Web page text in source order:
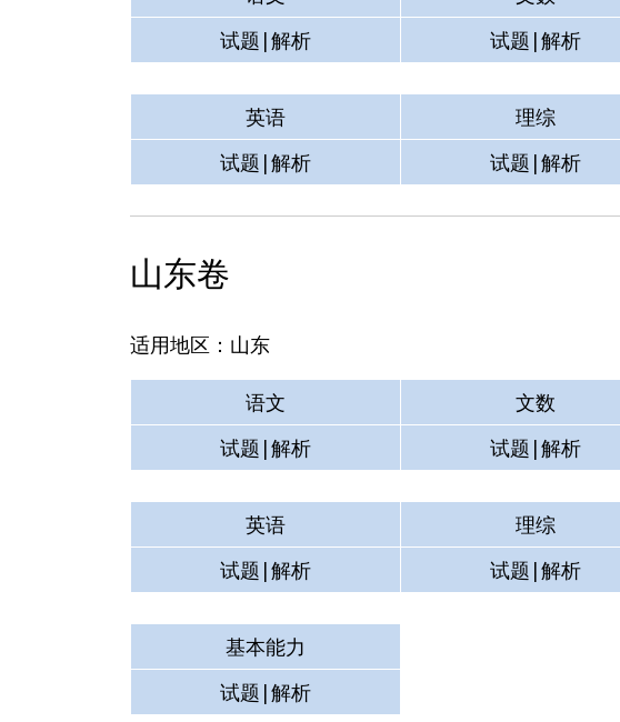
试题|解析
试题|解析
英语 理综
试题|解析
试题|解析
山东卷
适用地区：山东
语文 文数
试题|解析
试题|解析
英语 理综
试题|解析
试题|解析
基本能力
试题|解析